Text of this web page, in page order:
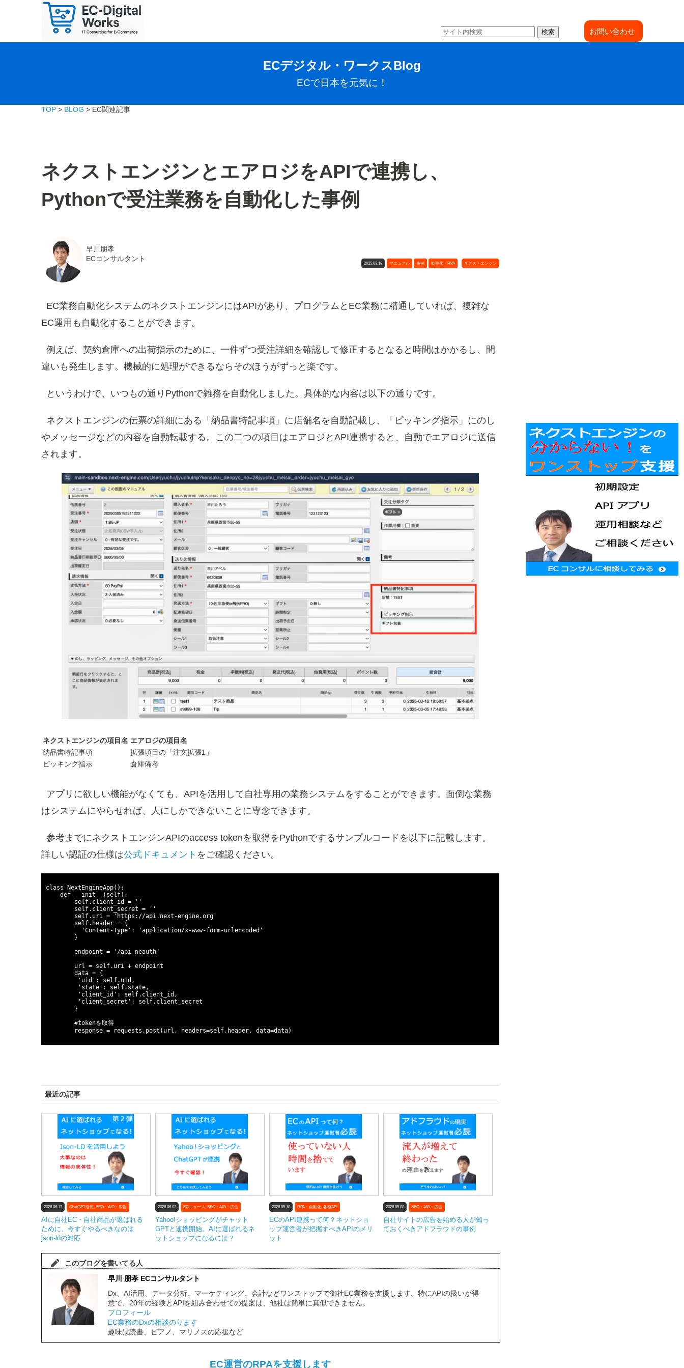
ECデジタル・ワークスBlog
ECで日本を元気に！
お問い合わせ
検索
TOP> BLOG > EC関連記事
ネクストエンジンとエアロジをAPIで連携し、
Pythonで受注業務を自動化した事例
早川朋孝
ECコンサルタント
2025.03.18 マニュアル 事例 効率化・RPA ネクストエンジン
EC業務自動化システムのネクストエンジンにはAPIがあり、プログラムとEC業務に精通していれば、複雑な
EC運用も自動化することができます。
例えば、契約倉庫への出荷指示のために、一件ずつ受注詳細を確認して修正するとなると時間はかかるし、間
違いも発生します。機械的に処理ができるならそのほうがずっと楽です。
というわけで、いつもの通りPythonで雑務を自動化しました。具体的な内容は以下の通りです。
ネクストエンジンの伝票の詳細にある「納品書特記事項」に店舗名を自動記載し、「ピッキング指示」にのし
やメッセージなどの内容を自動転載する。この二つの項目はエアロジとAPI連携すると、自動でエアロジに送信
されます。
ネクストエンジンの項目名 エアロジの項目名
納品書特記事項
拡張項目の「注文拡張1」
ピッキング指示
倉庫備考
アプリに欲しい機能がなくても、APIを活用して自社専用の業務システムをすることができます。面倒な業務
はシステムにやらせれば、人にしかできないことに専念できます。
参考までにネクストエンジンAPIのaccess tokenを取得をPythonでするサンプルコードを以下に記載します。
詳しい認証の仕様は公式ドキュメント をご確認ください。
class NextEngineApp():
最近の記事
2026.06.17 ChatGPT活用, SEO・AIO・広告
AIに自社EC・自社商品が選ばれる
ために、今すぐやるべきなのは
json-ldの対応
2026.06.03 ECニュース, SEO・AIO・広告
Yahoo!ショッピングがチャット
GPTと連携開始。AIに選ばれるネ
ットショップになるには？
2026.05.18 RPA・自動化, 各種API
ECのAPI連携って何？ネットショ
ップ運営者が把握すべきAPIのメリ
ット
2026.05.08 SEO・AIO・広告
自社サイトの広告を始める人が知っ
ておくべきアドフラウドの事例
このブログを書いてる人
早川 朋孝 ECコンサルタント
Dx、AI活用、データ分析、マーケティング、会計などワンストップで御社EC業務を支援します。特にAPIの扱いが得
意で、20年の経験とAPIを組み合わせての提案は、他社は簡単に真似できません。
プロフィール
EC業務のDxの相談のります
趣味は読書、ピアノ、マリノスの応援など
EC運営のRPAを支援します